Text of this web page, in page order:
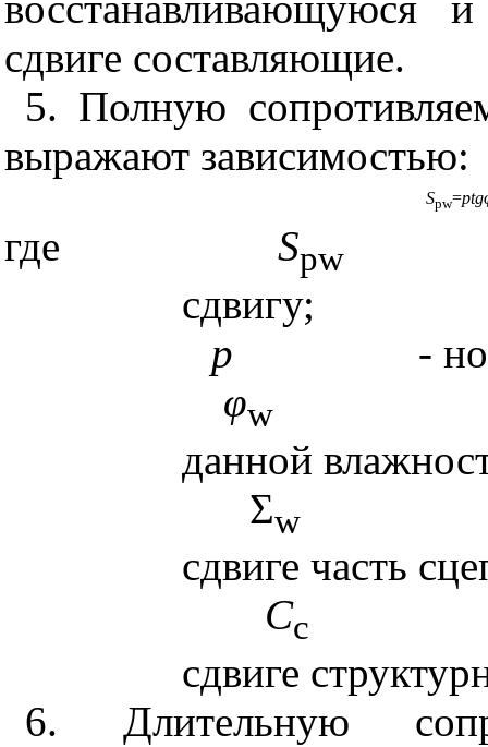
сдвиге составляющие.
5. Полную
выражают зависимостью:
Spw=
где Spw
сдвигу;
р
-
φw
данной
Σw
сдвиге часть
Сc
сдвиге
6. Длительную